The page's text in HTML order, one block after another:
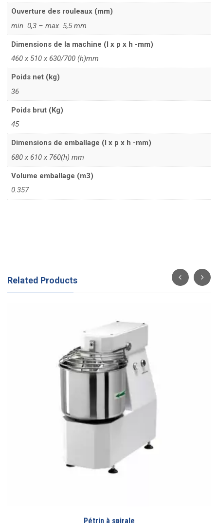
Ouverture des rouleaux (mm)
min. 0,3 – max. 5,5 mm
Dimensions de la machine (l x p x h -mm)
460 x 510 x 630/700 (h)mm
Poids net (kg)
36
Poids brut (Kg)
45
Dimensions de emballage (l x p x h -mm)
680 x 610 x 760(h) mm
Volume emballage (m3)
0.357
Related Products
Garde chaud en inox